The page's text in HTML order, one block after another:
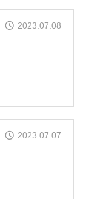
2023.07.08
2023.07.07